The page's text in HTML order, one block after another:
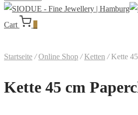
Cart
Startseite / Online Shop / Ketten /Kette
Kette 45 cm